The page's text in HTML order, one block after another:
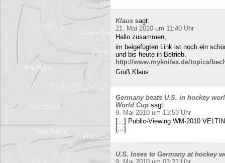
Klaus sagt:
21. Mai 2010 um 11:40 Uhr
Hallo zusammen,
im beigefügten Link ist noch ein
und bis heute in Betrieb.
http://www.myknifes.de/topics/
Gruß Klaus
Germany beats U.S. in hockey
World Cup sagt:
9. Mai 2010 um 13:53 Uhr
[…] Public-Viewing WM-2010
[…]
U.S. loses to Germany at hockey